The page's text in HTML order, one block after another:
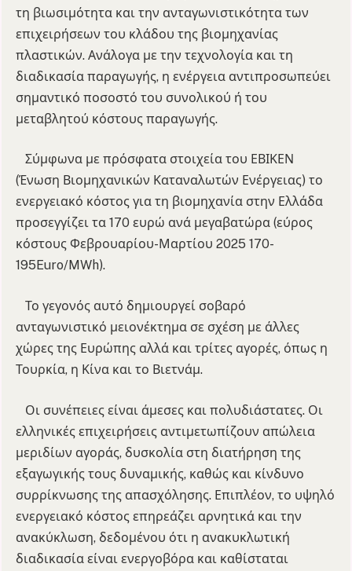
τη βιωσιμότητα και την ανταγωνιστικότητα των
επιχειρήσεων του κλάδου της βιομηχανίας
πλαστικών. Ανάλογα με την τεχνολογία και τη
διαδικασία παραγωγής, η ενέργεια αντιπροσωπεύει
σημαντικό ποσοστό του συνολικού ή του
μεταβλητού κόστους παραγωγής.
Σύμφωνα με πρόσφατα στοιχεία του ΕΒΙΚΕΝ
(Ένωση Βιομηχανικών Καταναλωτών Ενέργειας) το
ενεργειακό κόστος για τη βιομηχανία στην Ελλάδα
προσεγγίζει τα 170 ευρώ ανά μεγαβατώρα (εύρος
κόστους Φεβρουαρίου-Μαρτίου 2025 170-
195Euro/MWh).
Το γεγονός αυτό δημιουργεί σοβαρό
ανταγωνιστικό μειονέκτημα σε σχέση με άλλες
χώρες της Ευρώπης αλλά και τρίτες αγορές, όπως η
Τουρκία, η Κίνα και το Βιετνάμ.
Οι συνέπειες είναι άμεσες και πολυδιάστατες. Οι
ελληνικές επιχειρήσεις αντιμετωπίζουν απώλεια
μεριδίων αγοράς, δυσκολία στη διατήρηση της
εξαγωγικής τους δυναμικής, καθώς και κίνδυνο
συρρίκνωσης της απασχόλησης. Επιπλέον, το υψηλό
ενεργειακό κόστος επηρεάζει αρνητικά και την
ανακύκλωση, δεδομένου ότι η ανακυκλωτική
διαδικασία είναι ενεργοβόρα και καθίσταται